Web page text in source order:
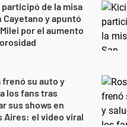
de la misa
Cayetano y apuntó
por el aumento
frenó su auto y
los fans tras
sus shows en
Aires: el video viral